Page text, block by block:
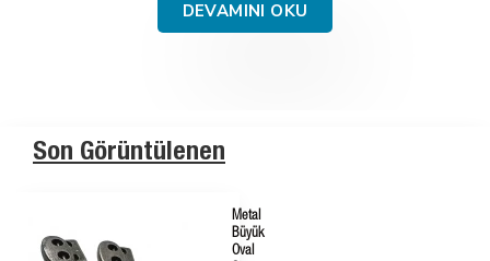
DEVAMINI OKU
Son Görüntülenen
Metal
Büyük
Oval